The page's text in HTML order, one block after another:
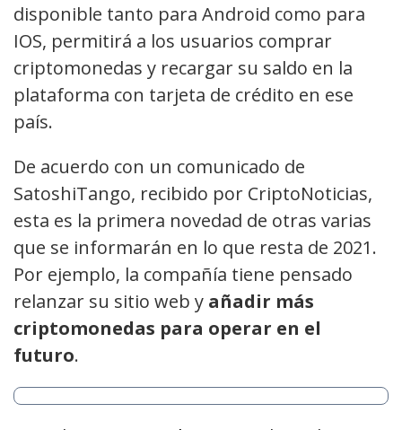
disponible tanto para Android como para
IOS, permitirá a los usuarios comprar
criptomonedas y recargar su saldo en la
plataforma con tarjeta de crédito en ese
país.
De acuerdo con un comunicado de
SatoshiTango, recibido por CriptoNoticias,
esta es la primera novedad de otras varias
que se informarán en lo que resta de 2021.
Por ejemplo, la compañía tiene pensado
relanzar su sitio web y añadir más
criptomonedas para operar en el
futuro.